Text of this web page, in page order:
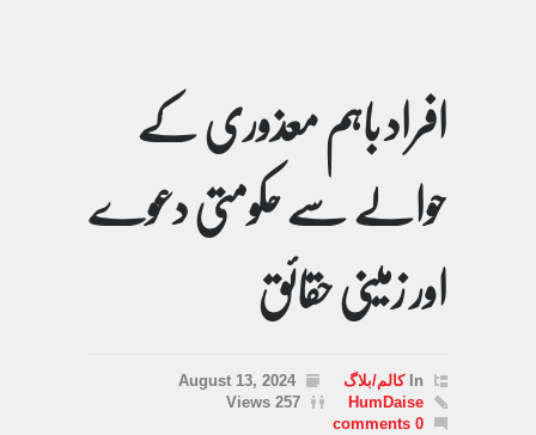
افراد باہم معذوری کے
حوالے سے حکومتی دعوے
اور زمینی حقائق
In کالم/بلاگ
August 13, 2024
HumDaise
257 Views
0 comments